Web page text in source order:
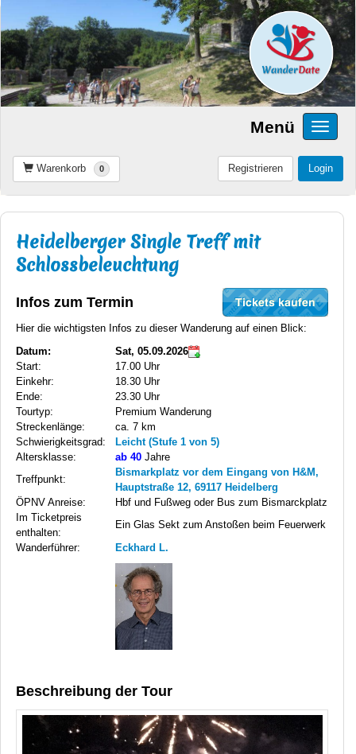
Menü
Warenkorb 0 Login
Registrieren
Heidelberger Single Treff mit
Schlossbeleuchtung
Infos zum Termin
Hier die wichtigsten Infos zu dieser Wanderung auf einen Blick:
Datum:
Sat, 05.09.2026
Start:
17.00 Uhr
Einkehr:
18.30 Uhr
Ende:
23.30 Uhr
Tourtyp:
Premium Wanderung
Streckenlänge:
ca. 7 km
Schwierigkeitsgrad:
Leicht (Stufe 1 von 5)
Altersklasse:
ab 40 Jahre
Treffpunkt:
Bismarkplatz vor dem Eingang von H&M,
Hauptstraße 12, 69117 Heidelberg
ÖPNV Anreise:
Hbf und Fußweg oder Bus zum Bismarckplatz
Im Ticketpreis
enthalten:
Ein Glas Sekt zum Anstoßen beim Feuerwerk
Wanderführer:
Eckhard L.
Beschreibung der Tour